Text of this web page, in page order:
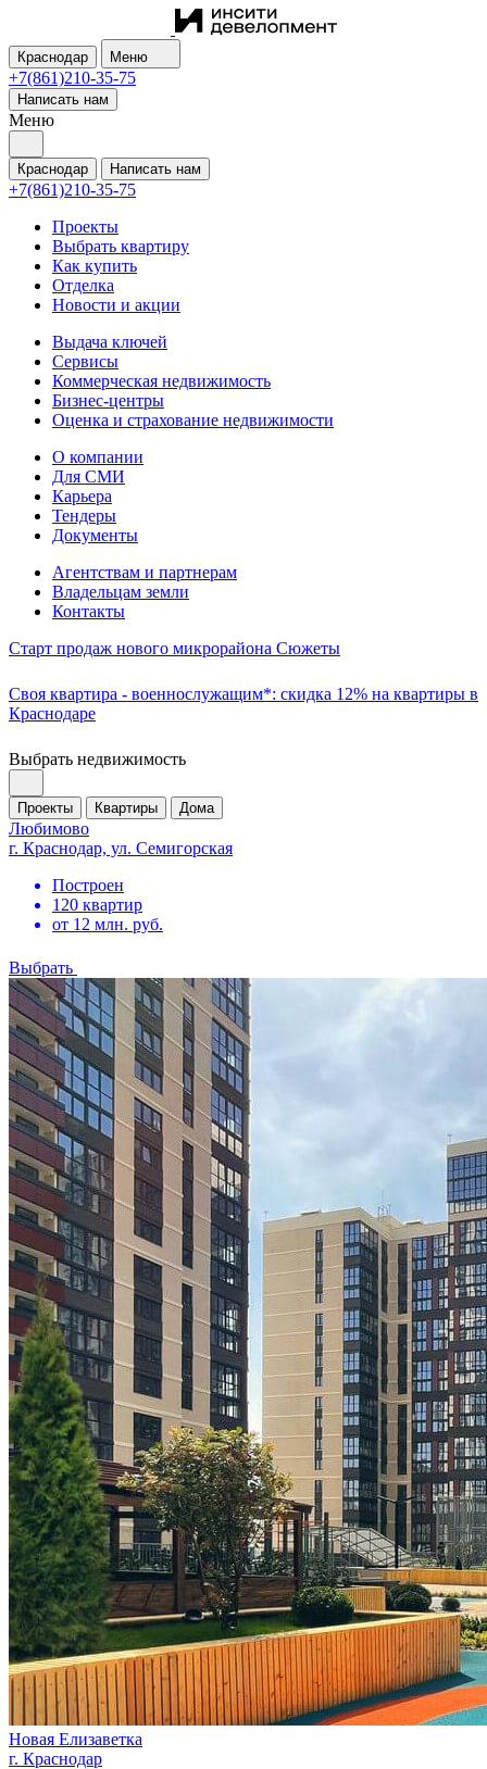
Краснодар Меню
+7(861)210-35-75
Написать нам
Меню
Краснодар Написать нам
+7(861)210-35-75
Проекты
Выбрать квартиру
Как купить
Отделка
Новости и акции
Выдача ключей
Сервисы
Коммерческая недвижимость
Бизнес-центры
Оценка и страхование недвижимости
О компании
Для СМИ
Карьера
Тендеры
Документы
Агентствам и партнерам
Владельцам земли
Контакты
Старт продаж нового микрорайона Сюжеты
Своя квартира - военнослужащим*: скидка 12% на квартиры в
Краснодаре
Выбрать недвижимость
Проекты Квартиры Дома
Любимово
г. Краснодар, ул. Семигорская
Построен
120 квартир
от 12 млн. руб.
Выбрать
Новая Елизаветка
г. Краснодар